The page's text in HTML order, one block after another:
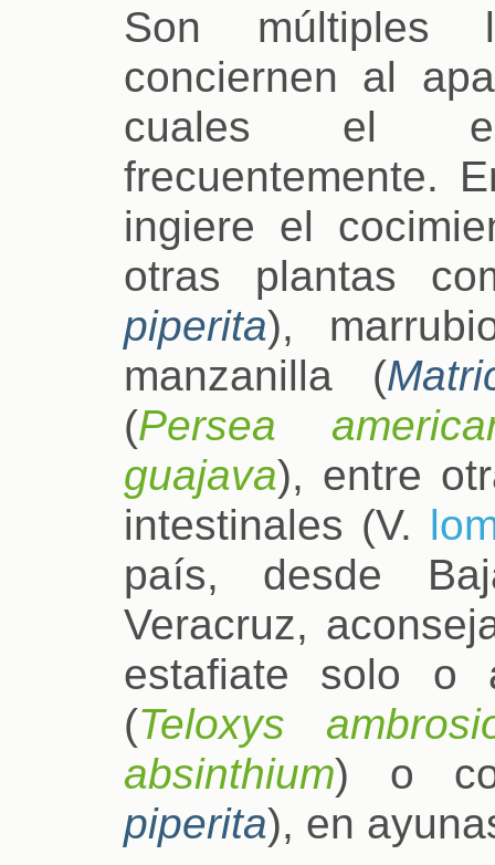
Son múltiples
conciernen al
cuales el
frecuentemente.
ingiere el
otras plantas
piperita),
manzanilla (
(Persea
guajava), entre
intestinales (V.
país, desde
Veracruz,
estafiate solo o
(Teloxys
absinthium) o
piperita), en